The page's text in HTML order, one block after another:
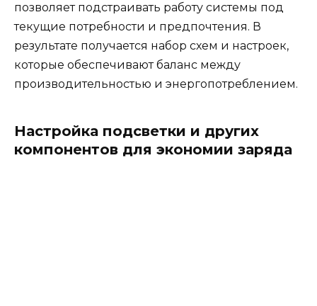
позволяет подстраивать работу системы под
текущие потребности и предпочтения. В
результате получается набор схем и настроек,
которые обеспечивают баланс между
производительностью и энергопотреблением.
Настройка подсветки и других
компонентов для экономии заряда